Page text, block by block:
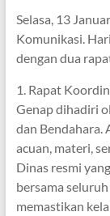
Selasa, 13
Komunikasi.
dengan dua
1. Rapat
Genap dihadiri
dan Bendahara.
acuan, materi,
Dinas resmi
bersama
memastikan